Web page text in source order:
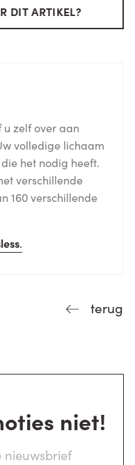
DIT ARTIKEL?
u zelf over aan
volledige lichaam
het nodig heeft.
verschillende
160 verschillende
.
terug
niet!
nieuwsbrief